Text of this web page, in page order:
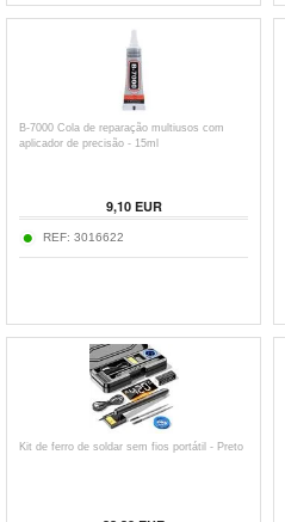
B-7000 Cola de reparação multiusos com
aplicador de precisão - 15ml
9,10EUR
REF: 3016622
Kit de ferro de soldar sem fios portátil - Preto